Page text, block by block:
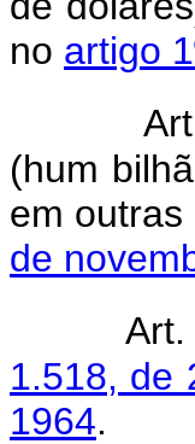
no artigo
(hum
em
de
1.518, de
1964.